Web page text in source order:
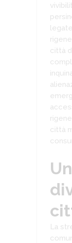
città
città
La